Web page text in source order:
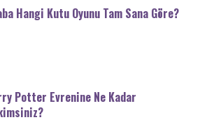
Hangi Kutu Oyunu Tam Sana Göre?
Potter Evrenine Ne Kadar